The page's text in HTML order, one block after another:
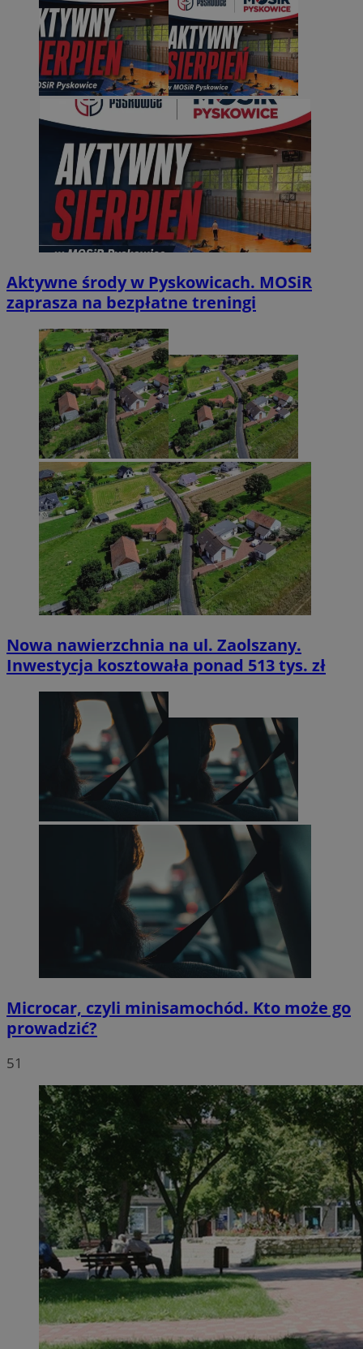
Aktywne środy w Pyskowicach. MOSiR
zaprasza na bezpłatne treningi
Nowa nawierzchnia na ul. Zaolszany.
Inwestycja kosztowała ponad 513 tys. zł
Microcar, czyli minisamochód. Kto może go
prowadzić?
51